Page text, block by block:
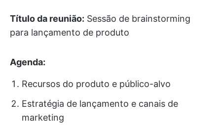
Título da reunião: Sessão de brainstorming
para lançamento de produto
Agenda:
Recursos do produto e público-alvo
Estratégia de lançamento e canais de
marketing